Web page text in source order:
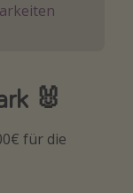
🐰
für die